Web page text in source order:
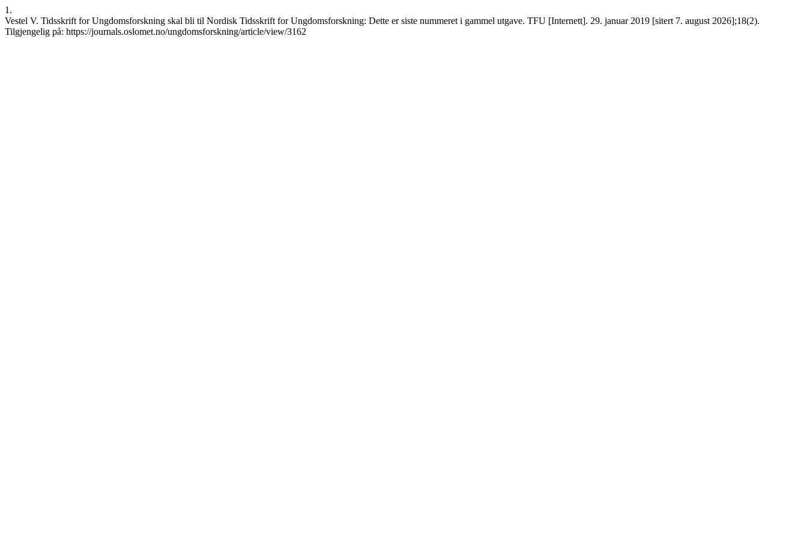
1.
Vestel V. Tidsskrift for Ungdomsforskning skal bli til Nordisk Tidsskrift for Ungdomsforskning: Dette er siste nummeret i gammel utgave. TFU [Internett]. 29. januar 2019 [sitert 7. august 2026];18(2).
Tilgjengelig på: https://journals.oslomet.no/ungdomsforskning/article/view/3162